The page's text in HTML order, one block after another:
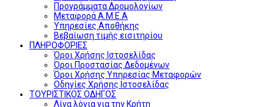
Προγράμματα Δρομολογίων
Μεταφορά Α.Μ.Ε.Α
Υπηρεσίες Αποθήκης
Βεβαίωση τιμής εισιτηρίου
ΠΛΗΡΟΦΟΡΙΕΣ
Όροι Χρήσης Ιστοσελίδας
Όροι Προστασίας Δεδομένων
Όροι Χρήσης Υπηρεσίας Μεταφορών
Οδηγίες Χρήσης Ιστοσελίδας
ΤΟΥΡΙΣΤΙΚΟΣ ΟΔΗΓΟΣ
Λίγα λόγια για την Κρήτη